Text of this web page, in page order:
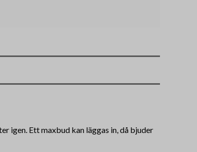
igen. Ett maxbud kan läggas in, då bjuder